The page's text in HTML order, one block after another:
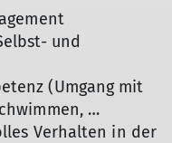
und
(Umgang mit
…
Verhalten in der